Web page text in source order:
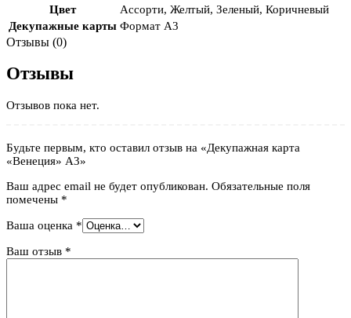
Цвет
Ассорти, Желтый, Зеленый, Коричневый
Декупажные карты Формат А3
Отзывы (0)
Отзывы
Отзывов пока нет.
Будьте первым, кто оставил отзыв на «Декупажная карта
«Венеция» А3»
Ваш адрес email не будет опубликован. Обязательные поля
помечены *
Ваша оценка *
Ваш отзыв *